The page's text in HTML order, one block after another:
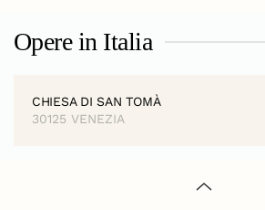
Opere in Italia
CHIESA DI SAN TOMÀ
30125 VENEZIA